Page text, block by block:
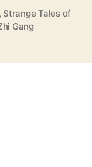
, Strange Tales of
Gang